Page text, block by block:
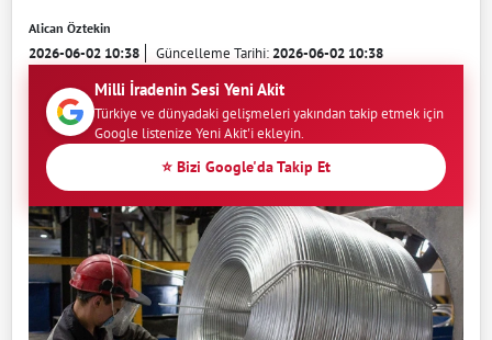
Alican Öztekin
2026-06-02 10:38 Güncelleme Tarihi:2026-06-02 10:38
Milli İradenin Sesi Yeni Akit
Türkiye ve dünyadaki gelişmeleri yakından takip etmek için
Google listenize Yeni Akit'i ekleyin.
⭐ Bizi Google'da Takip Et